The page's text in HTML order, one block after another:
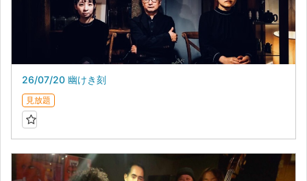
26/07/20 幽けき刻
見放題